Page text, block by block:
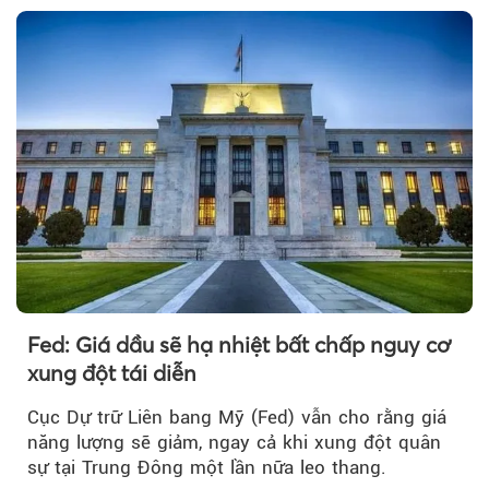
Fed: Giá dầu sẽ hạ nhiệt bất chấp nguy cơ
xung đột tái diễn
Cục Dự trữ Liên bang Mỹ (Fed) vẫn cho rằng giá
năng lượng sẽ giảm, ngay cả khi xung đột quân
sự tại Trung Đông một lần nữa leo thang.